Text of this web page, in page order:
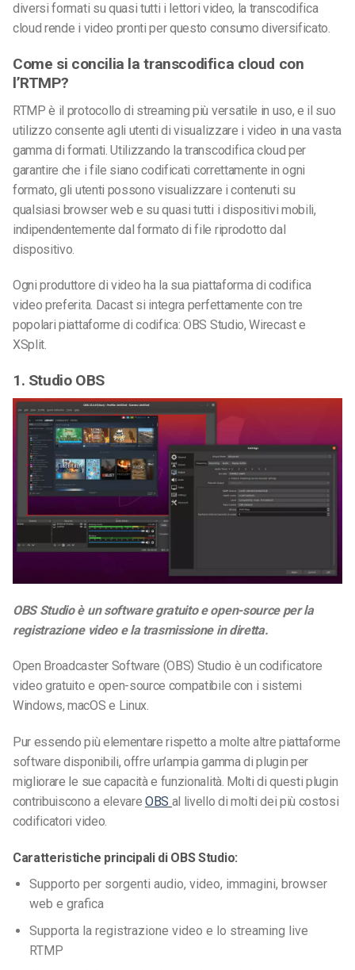
diversi formati su quasi tutti i lettori video, la transcodifica
cloud rende i video pronti per questo consumo diversificato.
Come si concilia la transcodifica cloud con
l’RTMP?
RTMP è il protocollo di streaming più versatile in uso, e il suo
utilizzo consente agli utenti di visualizzare i video in una vasta
gamma di formati. Utilizzando la transcodifica cloud per
garantire che i file siano codificati correttamente in ogni
formato, gli utenti possono visualizzare i contenuti su
qualsiasi browser web e su quasi tutti i dispositivi mobili,
indipendentemente dal formato di file riprodotto dal
dispositivo.
Ogni produttore di video ha la sua piattaforma di codifica
video preferita. Dacast si integra perfettamente con tre
popolari piattaforme di codifica: OBS Studio, Wirecast e
XSplit.
1. Studio OBS
OBS Studio è un software gratuito e open-source per la
registrazione video e la trasmissione in diretta.
Open Broadcaster Software (OBS) Studio è un codificatore
video gratuito e open-source compatibile con i sistemi
Windows, macOS e Linux.
Pur essendo più elementare rispetto a molte altre piattaforme
software disponibili, offre un’ampia gamma di plugin per
migliorare le sue capacità e funzionalità. Molti di questi plugin
contribuiscono a elevare OBS al livello di molti dei più costosi
codificatori video.
Caratteristiche principali di OBS Studio:
Supporto per sorgenti audio, video, immagini, browser
web e grafica
Supporta la registrazione video e lo streaming live
RTMP